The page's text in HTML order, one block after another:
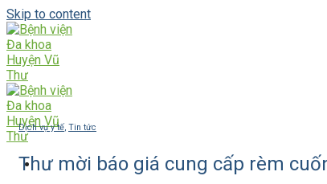
Skip to content
Dịch vụ y tế, Tin tức
Thư mời báo giá cung cấp rèm